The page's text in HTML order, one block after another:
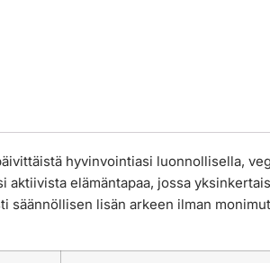
hyvinvointiasi luonnollisella,
aktiivista elämäntapaa, jossa
säännöllisen lisän arkeen ilman